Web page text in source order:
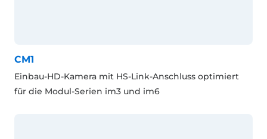
CM1
Einbau-HD-Kamera mit HS-Link-Anschluss optimiert
für die Modul-Serien im3 und im6